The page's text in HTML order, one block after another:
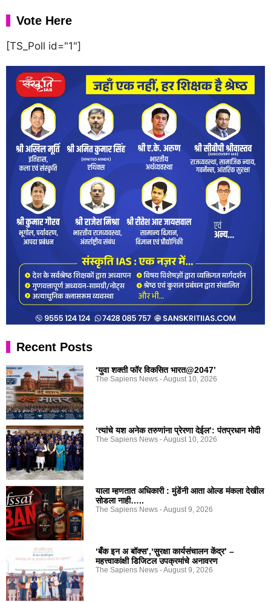
Vote Here
[TS_Poll id="1"]
Recent Posts
‘युवा शक्ती फॉर विकसित भारत@2047’
The Sapiens News August 10, 2026
‘त्यांचे यश अनेक तरुणांना प्रेरणा देईल’: पंतप्रधान मोदी
The Sapiens News August 10, 2026
याला म्हणतात अधिकारी : मुंडेंनी आता ओल्ड मंकला देखील
सोडला नाही…..
The Sapiens News August 9, 2026
‘बँक इन अ बॉक्स’,‘सुरक्षा कार्यसंचालन केंद्र’ –
महत्त्वाकांक्षी डिजिटल उपक्रमांचे अनावरण
The Sapiens News August 9, 2026